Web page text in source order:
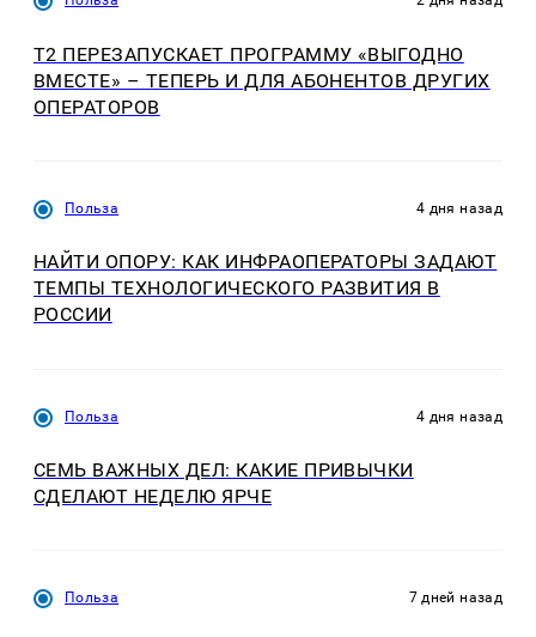
Т2 ПЕРЕЗАПУСКАЕТ ПРОГРАММУ «ВЫГОДНО
ВМЕСТЕ» – ТЕПЕРЬ И ДЛЯ АБОНЕНТОВ ДРУГИХ
ОПЕРАТОРОВ
Польза 4 дня назад
НАЙТИ ОПОРУ: КАК ИНФРАОПЕРАТОРЫ ЗАДАЮТ
ТЕМПЫ ТЕХНОЛОГИЧЕСКОГО РАЗВИТИЯ В
РОССИИ
Польза 4 дня назад
СЕМЬ ВАЖНЫХ ДЕЛ: КАКИЕ ПРИВЫЧКИ
СДЕЛАЮТ НЕДЕЛЮ ЯРЧЕ
Польза 7 дней назад